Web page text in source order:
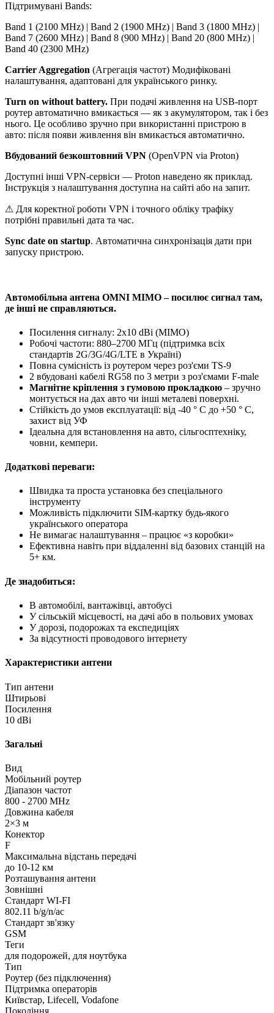
Підтримувані Bands:
Band 1 (2100 MHz) | Band 2 (1900 MHz) | Band 3 (1800 MHz) |
Band 7 (2600 MHz) | Band 8 (900 MHz) | Band 20 (800 MHz) |
Band 40 (2300 MHz)
Carrier Aggregation (Агрегація частот) Модифіковані
налаштування, адаптовані для українського ринку.
Turn on without battery. При подачі живлення на USB-порт
роутер автоматично вмикається — як з акумулятором, так і без
нього. Це особливо зручно при використанні пристрою в
авто: після появи живлення він вмикається автоматично.
Вбудований безкоштовний VPN (OpenVPN via Proton)
Доступні інші VPN-сервіси — Proton наведено як приклад.
Інструкція з налаштування доступна на сайті або на запит.
⚠ Для коректної роботи VPN і точного обліку трафіку
потрібні правильні дата та час.
Sync date on startup. Автоматична синхронізація дати при
запуску пристрою.
Автомобільна антена OMNI MIMO – посилює сигнал там,
де інші не справляються.
Посилення сигналу: 2x10 dBi (MIMO)
Робочі частоти: 880–2700 МГц (підтримка всіх
стандартів 2G/3G/4G/LTE в Україні)
Повна сумісність із роутером через роз'єми TS-9
2 вбудовані кабелі RG58 по 3 метри з роз'ємами F-male
Магнітне кріплення з гумовою прокладкою – зручно
монтується на дах авто чи інші металеві поверхні.
Стійкість до умов експлуатації: від -40 ° C до +50 ° C,
захист від УФ
Ідеальна для встановлення на авто, сільгосптехніку,
човни, кемпери.
Додаткові переваги:
Швидка та проста установка без спеціального
інструменту
Можливість підключити SIM-картку будь-якого
українського оператора
Не вимагає налаштування – працює «з коробки»
Ефективна навіть при віддаленні від базових станцій на
5+ км.
Де знадобиться:
В автомобілі, вантажівці, автобусі
У сільській місцевості, на дачі або в польових умовах
У дорозі, подорожах та експедиціях
За відсутності проводового інтернету
Характеристики антени
Тип антени
Штирьові
Посилення
10 dBi
Загальні
Вид
Мобільний роутер
Діапазон частот
800 - 2700 MHz
Довжина кабеля
2×3 м
Конектор
F
Максимальна відстань передачі
до 10-12 км
Розташування антени
Зовнішні
Стандарт WI-FI
802.11 b/g/n/ac
Стандарт зв'язку
GSM
Теги
для подорожей, для ноутбука
Тип
Роутер (без підключення)
Підтримка операторів
Київстар, Lifecell, Vodafone
Покоління